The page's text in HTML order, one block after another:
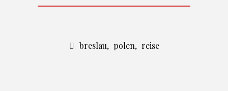
breslau, polen, reise